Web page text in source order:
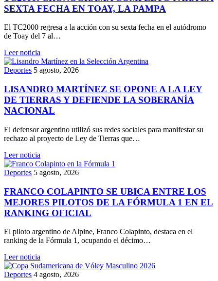
SEXTA FECHA EN TOAY, LA PAMPA
El TC2000 regresa a la acción con su sexta fecha en el autódromo
de Toay del 7 al…
Leer noticia
Deportes 5 agosto, 2026
LISANDRO MARTÍNEZ SE OPONE A LA LEY
DE TIERRAS Y DEFIENDE LA SOBERANÍA
NACIONAL
El defensor argentino utilizó sus redes sociales para manifestar su
rechazo al proyecto de Ley de Tierras que…
Leer noticia
Deportes 5 agosto, 2026
FRANCO COLAPINTO SE UBICA ENTRE LOS
MEJORES PILOTOS DE LA FÓRMULA 1 EN EL
RANKING OFICIAL
El piloto argentino de Alpine, Franco Colapinto, destaca en el
ranking de la Fórmula 1, ocupando el décimo…
Leer noticia
Deportes 4 agosto, 2026